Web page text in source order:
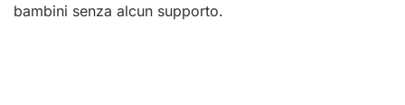
bambini senza alcun supporto.